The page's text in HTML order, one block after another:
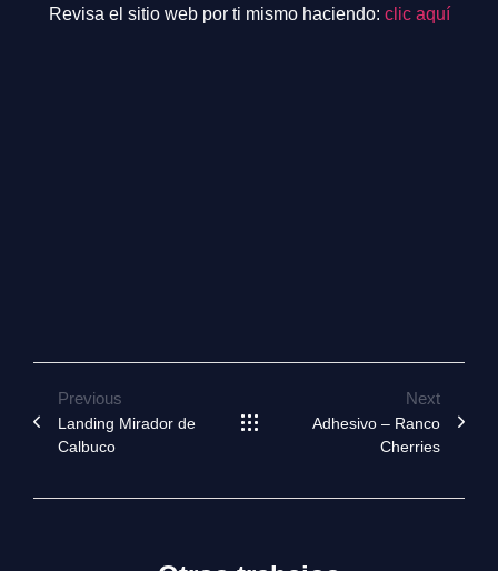
Revisa el sitio web por ti mismo haciendo: clic aquí
Previous
Landing Mirador de
Calbuco
Next
Adhesivo – Ranco
Cherries